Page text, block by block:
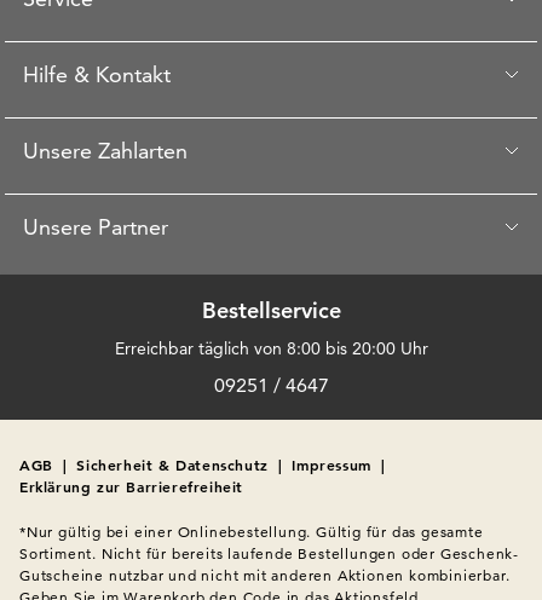
Hilfe & Kontakt
Unsere Zahlarten
Unsere Partner
Bestellservice
Erreichbar täglich von 8:00 bis 20:00 Uhr
09251 / 4647
AGB | Sicherheit & Datenschutz | Impressum |
Erklärung zur Barrierefreiheit
*Nur gültig bei einer Onlinebestellung. Gültig für das gesamte
Sortiment. Nicht für bereits laufende Bestellungen oder Geschenk-
Gutscheine nutzbar und nicht mit anderen Aktionen kombinierbar.